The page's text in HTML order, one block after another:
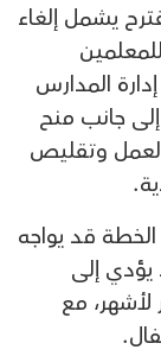
يشمل إلغاء
المدارس
جانب منح
وتقليص
قد يواجه
يؤدي إلى
مع